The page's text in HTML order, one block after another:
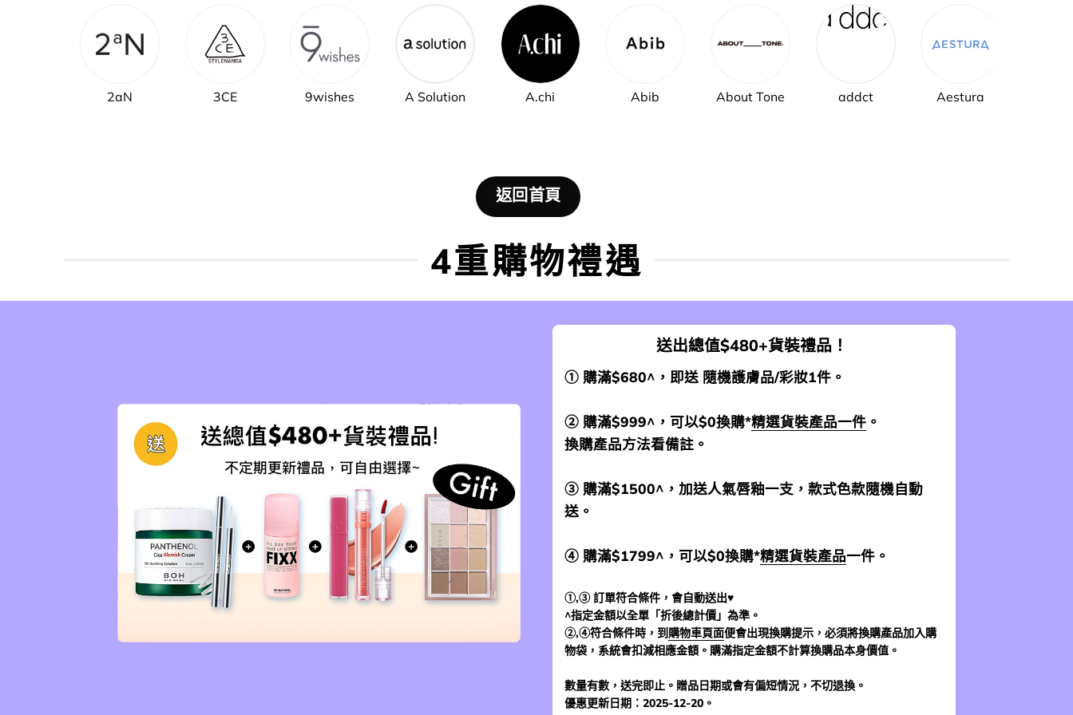
2aN 3CE 9wishes A Solution A.chi Abib About Tone addct Aestura
返回首頁
4重購物禮遇
送出總值$480+貨裝禮品！
① 購滿$680^，即送 隨機護膚品/彩妝1件。
② 購滿$999^，可以$0換購*精選貨裝產品一件 。
換購產品方法看備註。
③ 購滿$1500^，加送人氣唇釉一支，款式色款隨機自動
送。
④ 購滿$1799^，可以$0換購*精選貨裝產品一件。
①,③ 訂單符合條件，會自動送出♥
^指定金額以全單「折後總計價」為準。
②,④符合條件時，到 購物車頁面便會出現換購提示，必須將換購產品加入購
物袋，系統會扣減相應金額。購滿指定金額不計算換購品本身價值。
數量有數，送完即止。贈品日期或會有偏短情況，不切退換。
優惠更新日期：2025-12-20。